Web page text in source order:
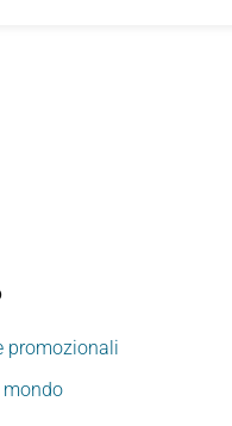
promozionali
mondo